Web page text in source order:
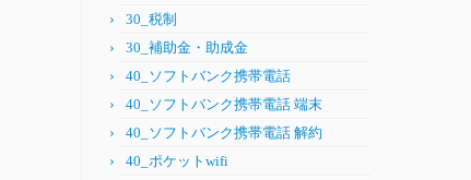
30_税制
30_補助金・助成金
40_ソフトバンク携帯電話
40_ソフトバンク携帯電話 端末
40_ソフトバンク携帯電話 解約
40_ポケットwifi